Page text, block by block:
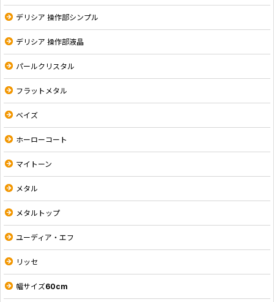
デリシア 操作部シンプル
デリシア 操作部液晶
パールクリスタル
フラットメタル
ベイズ
ホーローコート
マイトーン
メタル
メタルトップ
ユーディア・エフ
リッセ
幅サイズ60cm